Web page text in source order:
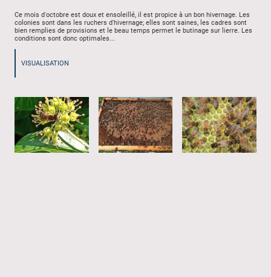
Ce mois d'octobre est doux et ensoleillé, il est propice à un bon hivernage. Les
colonies sont dans les ruchers d'hivernage; elles sont saines, les cadres sont
bien remplies de provisions et le beau temps permet le butinage sur lierre. Les
conditions sont donc optimales...
VISUALISATION